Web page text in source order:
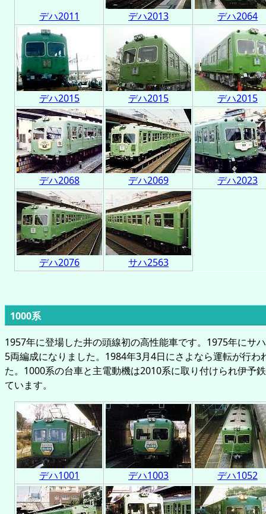
デハ2011 デハ2013 デハ2064
デハ2015 デハ2015 デハ2015
デハ2068 デハ2069 デハ2023
デハ2076 サハ2563
1000系
1957年に登場した井の頭線初の高性能車です。1975年にサ
5両編成になりました。1984年3月4日にさよなら運転が行わ
た。1000系の台車と主電動機は2010系に取り付けられ伊予
ています。
デハ1001 デハ1003 デハ1052